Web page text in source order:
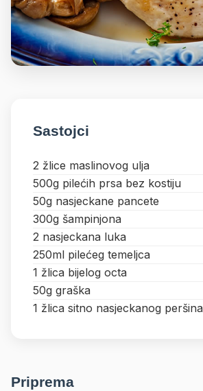
Sastojci
2 žlice maslinovog ulja
500g pilećih prsa bez kostiju
50g nasjeckane pancete
300g šampinjona
2 nasjeckana luka
250ml pilećeg temeljca
1 žlica bijelog octa
50g graška
1 žlica sitno nasjeckanog peršina
Priprema